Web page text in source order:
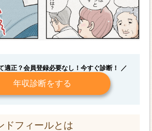
適正？会員登録必要なし！今すぐ診断！ ／
年収診断をする
ドフィールとは